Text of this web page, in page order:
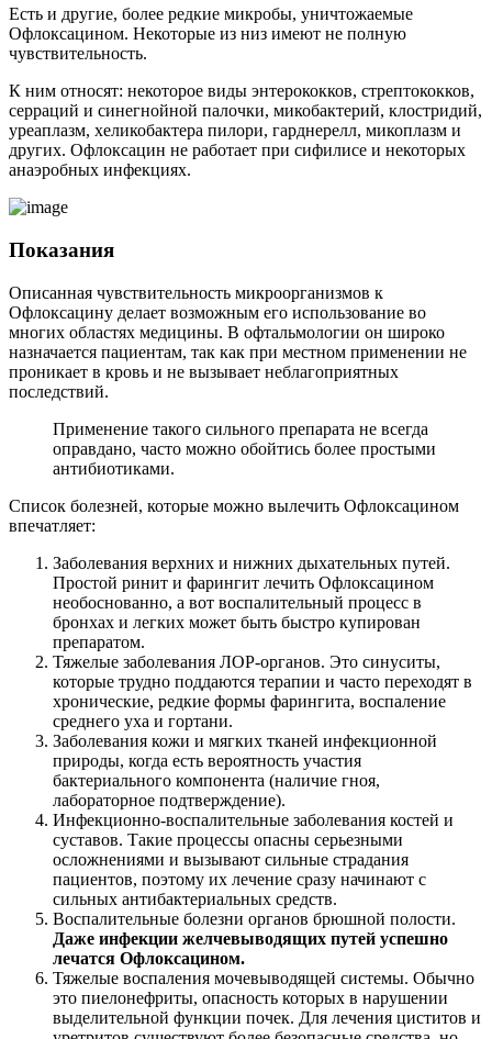
Есть и другие, более редкие микробы, уничтожаемые
Офлоксацином. Некоторые из низ имеют не полную
чувствительность.
К ним относят: некоторое виды энтерококков, стрептококков,
серраций и синегнойной палочки, микобактерий, клостридий,
уреаплазм, хеликобактера пилори, гарднерелл, микоплазм и
других. Офлоксацин не работает при сифилисе и некоторых
анаэробных инфекциях.
Показания
Описанная чувствительность микроорганизмов к
Офлоксацину делает возможным его использование во
многих областях медицины. В офтальмологии он широко
назначается пациентам, так как при местном применении не
проникает в кровь и не вызывает неблагоприятных
последствий.
Применение такого сильного препарата не всегда
оправдано, часто можно обойтись более простыми
антибиотиками.
Список болезней, которые можно вылечить Офлоксацином
впечатляет:
Заболевания верхних и нижних дыхательных путей.
Простой ринит и фарингит лечить Офлоксацином
необоснованно, а вот воспалительный процесс в
бронхах и легких может быть быстро купирован
препаратом.
Тяжелые заболевания ЛОР-органов. Это синуситы,
которые трудно поддаются терапии и часто переходят в
хронические, редкие формы фарингита, воспаление
среднего уха и гортани.
Заболевания кожи и мягких тканей инфекционной
природы, когда есть вероятность участия
бактериального компонента (наличие гноя,
лабораторное подтверждение).
Инфекционно-воспалительные заболевания костей и
суставов. Такие процессы опасны серьезными
осложнениями и вызывают сильные страдания
пациентов, поэтому их лечение сразу начинают с
сильных антибактериальных средств.
Воспалительные болезни органов брюшной полости.
Даже инфекции желчевыводящих путей успешно
лечатся Офлоксацином.
Тяжелые воспаления мочевыводящей системы. Обычно
это пиелонефриты, опасность которых в нарушении
выделительной функции почек. Для лечения циститов и